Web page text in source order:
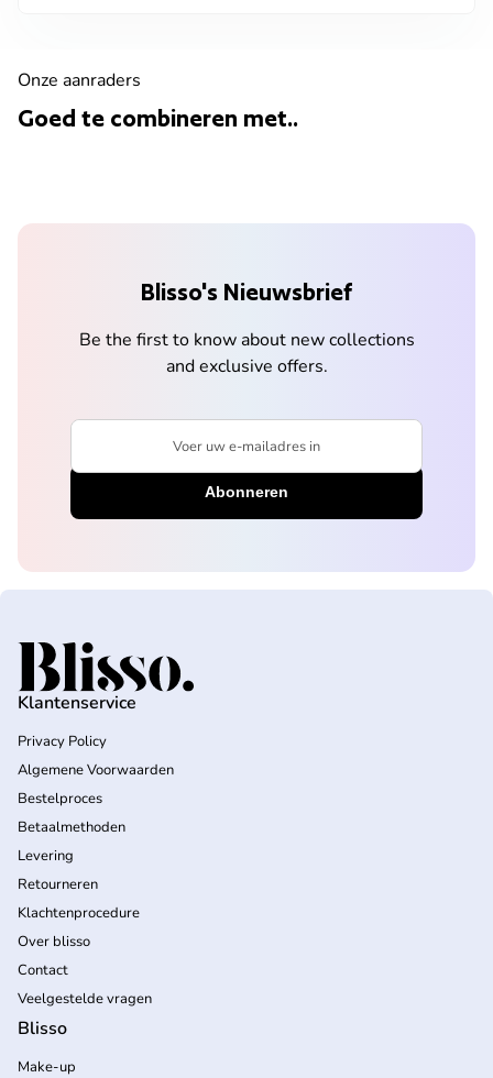
Onze aanraders
Goed te combineren met..
Blisso's Nieuwsbrief
Be the first to know about new collections
and exclusive offers.
Voer uw e-mailadres in
Home
Klantenservice
Privacy Policy
Algemene Voorwaarden
Bestelproces
Betaalmethoden
Levering
Retourneren
Klachtenprocedure
Over blisso
Contact
Veelgestelde vragen
Blisso
Make-up